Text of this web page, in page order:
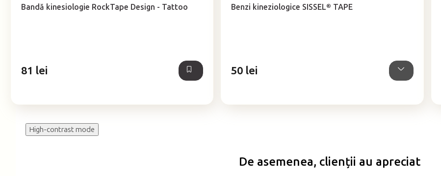
Bandă kinesiologie RockTape Design - Tattoo
81 lei
Benzi kineziologice SISSEL® TAPE
50 lei
High-contrast mode
De asemenea, clienții au apreciat